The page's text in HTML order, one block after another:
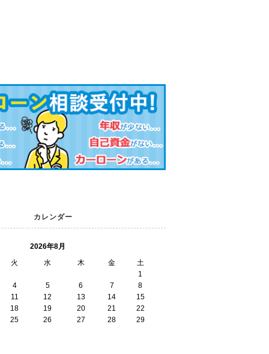
カレンダー
2026年8月
火
水 木 金
土
1
4
5 6 7
8
11
12 13 14
15
18
19 20 21
22
25
26 27 28 29